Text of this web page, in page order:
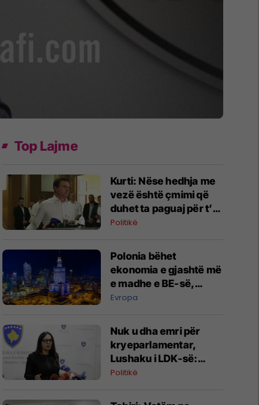
Top Lajme
Kurti: Nëse hedhja me
vezë është çmimi që
duhet ta paguaj për t’u
takuar e
lumtur ta bëj këtë
Politikë
Polonia bëhet
ekonomia e gjashtë më
e madhe e BE-së,
synon të kalojë Zvicrën
Evropa
Nuk u dha emri për
kryeparlamentar,
Lushaku i LDK-së:
Papërgjegjësi totale e
Politikë